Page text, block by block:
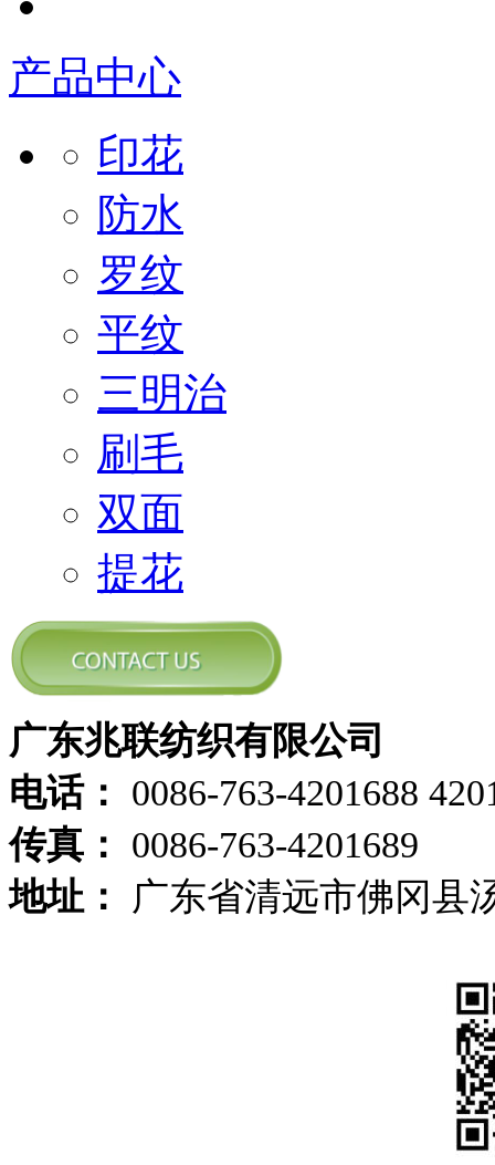
产品中心
印花
防水
罗纹
平纹
三明治
刷毛
双面
提花
广东兆联纺织有限公司
电话：
0086-763-4201688
传真：
0086-763-4201689
地址：
广东省清远市佛冈县